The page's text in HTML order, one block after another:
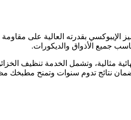
بقدرته العالية على
جميع الأذواق والديكورات.
مثالية، وتشمل الخدمة تنظيف
نتائج تدوم سنوات وتمنح مطبخك